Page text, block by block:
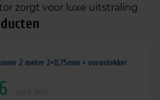
zorgt voor luxe uitstraling
2 meter 2×0,75mm + eurostekker